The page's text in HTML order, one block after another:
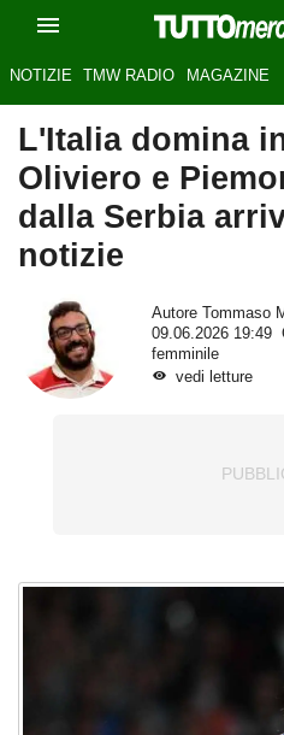
NOTIZIE TMW RADIO MAGAZINE
L'Italia domina
Oliviero e
dalla Serbia
notizie
Autore
Tommaso
09.06.2026 19:49
femminile
vedi letture